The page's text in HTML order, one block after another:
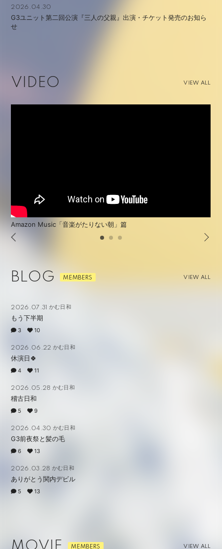
2026.04.30
G3ユニット第二回公演『三人の父親』出演・チケット発売のお知ら
せ
VIDEO VIEW ALL
Amazon Music「音楽がたりない朝」篇
BLOG VIEW ALL
2026.07.31 かむ日和
もう下半期
3 10
2026.06.22 かむ日和
休演日🍀
4 11
2026.05.28 かむ日和
稽古日和
5 9
2026.04.30 かむ日和
G3前夜祭と髪の毛
6 13
2026.03.28 かむ日和
ありがとう関内デビル
5 13
VIEW ALL